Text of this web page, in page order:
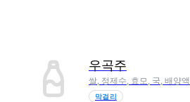
우곡주
쌀, 정제수, 효모, 국, 배양액
막걸리